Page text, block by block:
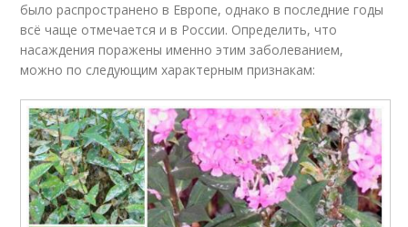
было распространено в Европе, однако в последние годы
всё чаще отмечается и в России. Определить, что
насаждения поражены именно этим заболеванием,
можно по следующим характерным признакам: